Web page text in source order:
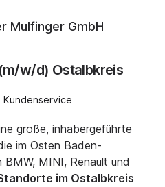
Mulfinger GmbH
w/d) Ostalbkreis
Kundenservice
große, inhabergeführte
im Osten Baden-
MINI, Renault und
im Ostalbkreis